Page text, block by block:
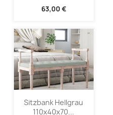
63,00 €
Sitzbank Hellgrau
110x40x70...